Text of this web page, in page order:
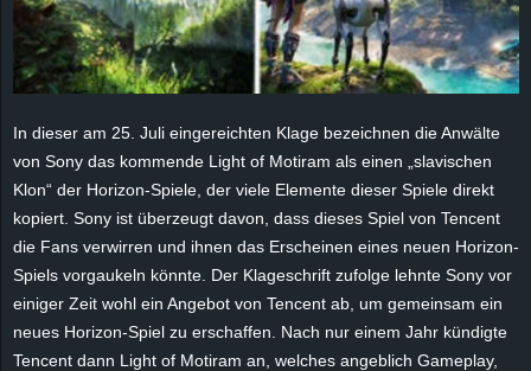
In dieser am 25. Juli eingereichten Klage bezeichnen die Anwälte
von Sony das kommende Light of Motiram als einen „slavischen
Klon“ der Horizon-Spiele, der viele Elemente dieser Spiele direkt
kopiert. Sony ist überzeugt davon, dass dieses Spiel von Tencent
die Fans verwirren und ihnen das Erscheinen eines neuen Horizon-
Spiels vorgaukeln könnte. Der Klageschrift zufolge lehnte Sony vor
einiger Zeit wohl ein Angebot von Tencent ab, um gemeinsam ein
neues Horizon-Spiel zu erschaffen. Nach nur einem Jahr kündigte
Tencent dann Light of Motiram an, welches angeblich Gameplay,